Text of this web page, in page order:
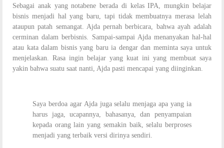
Sebagai anak yang notabene berada di kelas IPA, mungkin belajar
bisnis menjadi hal yang baru, tapi tidak membuatnya merasa lelah
ataupun patah semangat. Ajda pernah berbicara, bahwa ayah adalah
cerminan dalam berbisnis. Sampai-sampai Ajda menanyakan hal-hal
atau kata dalam bisnis yang baru ia dengar dan meminta saya untuk
menjelaskan. Rasa ingin belajar yang kuat ini yang membuat saya
yakin bahwa suatu saat nanti, Ajda pasti mencapai yang diinginkan.
Saya berdoa agar Ajda juga selalu menjaga apa yang ia
harus jaga, ucapannya, bahasanya, dan penyampaian
kepada orang lain yang semakin baik, selalu berproses
menjadi yang terbaik versi dirinya sendiri.